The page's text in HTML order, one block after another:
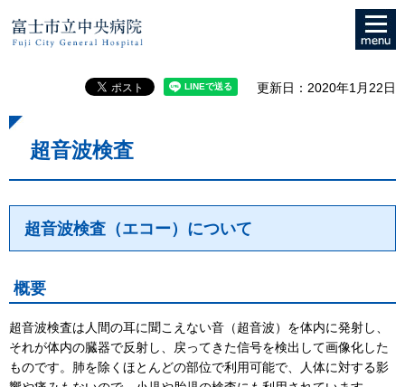
富士市立中央病院
メニュ
ー
更新日：2020年1月22日
超音波検査
超音波検査（エコー）について
概要
超音波検査は人間の耳に聞こえない音（超音波）を体内に発射し、
それが体内の臓器で反射し、戻ってきた信号を検出して画像化した
ものです。肺を除くほとんどの部位で利用可能で、人体に対する影